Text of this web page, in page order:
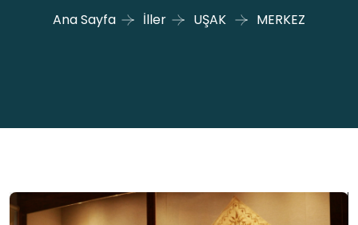
Ana Sayfa İller UŞAK MERKEZ